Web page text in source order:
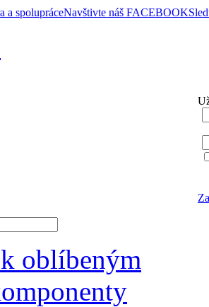
a spolupráceNavštivte náš FACEBOOK
oblíbeným